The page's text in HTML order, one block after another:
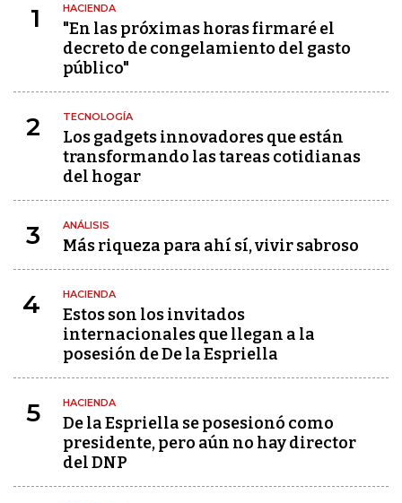
1 HACIENDA
"En las próximas horas firmaré el
decreto de congelamiento del gasto
público"
2 TECNOLOGÍA
Los gadgets innovadores que están
transformando las tareas cotidianas
del hogar
3 ANÁLISIS
Más riqueza para ahí sí, vivir sabroso
4 HACIENDA
Estos son los invitados
internacionales que llegan a la
posesión de De la Espriella
5 HACIENDA
De la Espriella se posesionó como
presidente, pero aún no hay director
del DNP